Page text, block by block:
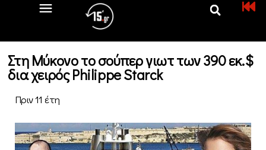
Στη Μύκονο το σούπερ γιωτ των 390 εκ.$
δια χειρός Philippe Starck
Πριν 11 έτη